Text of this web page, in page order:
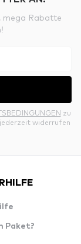
mega Rabatte
zu
widerrufen
Paket?